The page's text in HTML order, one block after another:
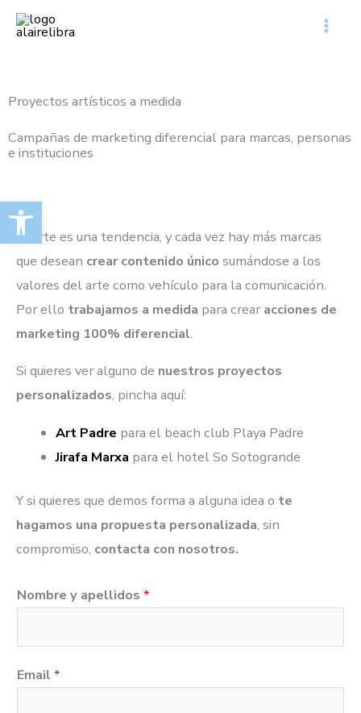
Proyectos artísticos a medida
Campañas de marketing diferencial para marcas, personas
e instituciones
El arte es una tendencia, y cada vez hay más marcas
que desean crear contenido único sumándose a los
valores del arte como vehículo para la comunicación.
Por ello trabajamos a medida para crearacciones de
marketing 100% diferencial.
Si quieres ver alguno de nuestros proyectos
personalizados, pincha aquí:
Art Padre para el beach club Playa Padre
Jirafa Marxa para el hotel So Sotogrande
Y si quieres que demos forma a alguna idea o te
hagamos una propuesta personalizada, sin
compromiso, contacta con nosotros.
Nombre y apellidos *
Email *
Abrir barra de herramientas